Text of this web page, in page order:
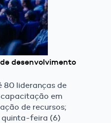
desenvolvimento
80 lideranças de
em
de recursos;
quinta-feira (6)